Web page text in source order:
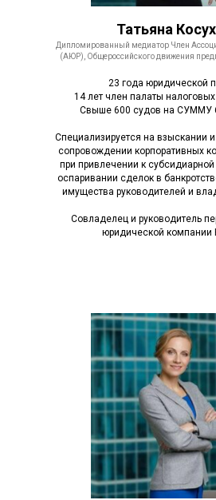
Татьяна
Дипломированный медиатор Член
(АЮР), Общероссийского движения
23 года юридической
14 лет член палаты налоговых
Свыше 600 судов на СУММУ
Специализируется на взыскании
сопровождении корпоративных
при привлечении к субсидиарной
оспаривании сделок в
имущества руководителей и
Совладелец и руководитель
юридической компании